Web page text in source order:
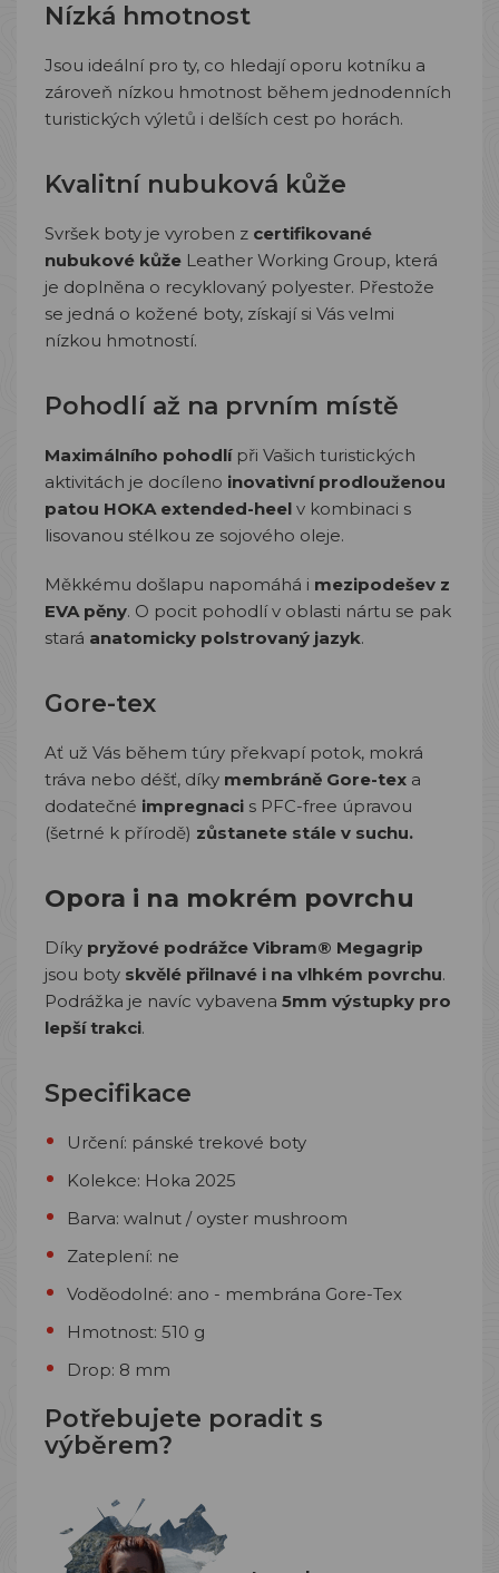
Nízká hmotnost
Jsou ideální pro ty, co hledají oporu kotníku a
zároveň nízkou hmotnost během jednodenních
turistických výletů i delších cest po horách.
Kvalitní nubuková kůže
Svršek boty je vyroben z certifikované
nubukové kůže Leather Working Group, která
je doplněna o recyklovaný polyester. Přestože
se jedná o kožené boty, získají si Vás velmi
nízkou hmotností.
Pohodlí až na prvním místě
Maximálního pohodlípři Vašich turistických
aktivitách je docíleno inovativní prodlouženou
patou HOKA extended-heel v kombinaci s
lisovanou stélkou ze sojového oleje.
Měkkému došlapu napomáhá i mezipodešev z
EVA pěny. O pocit pohodlí v oblasti nártu se pak
stará anatomicky polstrovaný jazyk.
Gore-tex
Ať už Vás během túry překvapí potok, mokrá
tráva nebo déšť, díky membráně Gore-tex a
dodatečné impregnaci s PFC-free úpravou
(šetrné k přírodě) zůstanete stále v suchu.
Opora i na mokrém povrchu
Díky pryžové podrážce Vibram® Megagrip
jsou boty skvělé přilnavé i na vlhkém povrchu.
Podrážka je navíc vybavena 5mm výstupky pro
lepší trakci.
Specifikace
Určení: pánské trekové boty
Kolekce: Hoka 2025
Barva: walnut / oyster mushroom
Zateplení: ne
Voděodolné: ano - membrána Gore-Tex
Hmotnost: 510 g
Drop: 8 mm
Potřebujete poradit s
výběrem?